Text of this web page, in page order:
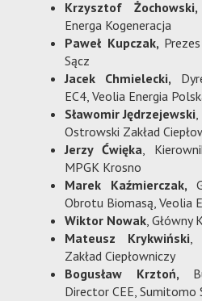
Krzysztof Żochowski,
Energa Kogeneracja
Paweł Kupczak,
Sącz
Jacek Chmielecki,
EC4, Veolia Energia
Sławomir Jędrzejewski,
Ostrowski Zakład
Jerzy Ćwięka,
MPGK Krosno
Marek Kaźmierczak,
Obrotu Biomasą, Veolia
Wiktor Nowak, Główny
Mateusz Krykwiński,
Zakład Ciepłowniczy
Bogusław Krztoń,
Director CEE, Sumitomo